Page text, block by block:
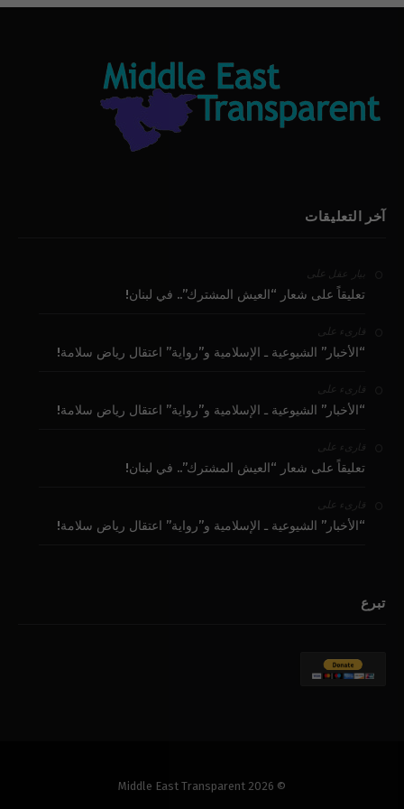
آخر التعليقات
بيار عقل على
تعليقاً على شعار “العيش المشترك”.. في لبنان!
قارىء على
“الأخبار” الشيوعية ـ الإسلامية و”رواية” اعتقال رياض سلامة!
قارىء على
“الأخبار” الشيوعية ـ الإسلامية و”رواية” اعتقال رياض سلامة!
قارىء على
تعليقاً على شعار “العيش المشترك”.. في لبنان!
قارىء على
“الأخبار” الشيوعية ـ الإسلامية و”رواية” اعتقال رياض سلامة!
تبرع
© 2026 Middle East Transparent